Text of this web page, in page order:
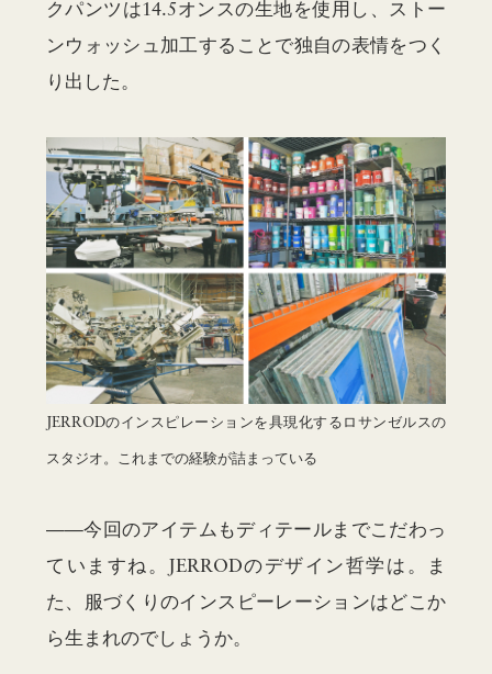
クパンツは14.5オンスの生地を使用し、ストー
ンウォッシュ加工することで独自の表情をつく
り出した。
JERRODのインスピレーションを具現化するロサンゼルスの
スタジオ。これまでの経験が詰まっている
——今回のアイテムもディテールまでこだわっ
ていますね。JERRODのデザイン哲学は。ま
た、服づくりのインスピーレーションはどこか
ら生まれのでしょうか。